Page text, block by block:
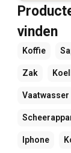
vinden
Koffie
Zak
Vaatwasser
Iphone